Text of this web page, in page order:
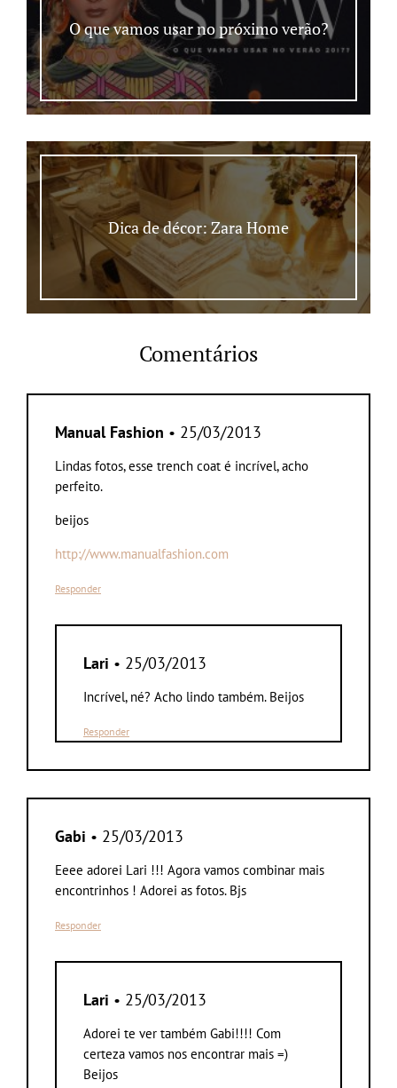
O que vamos usar no próximo verão?
Dica de décor: Zara Home
Comentários
Manual Fashion • 25/03/2013
Lindas fotos, esse trench coat é incrível, acho
perfeito.
beijos
http://www.manualfashion.com
Responder
Lari • 25/03/2013
Incrível, né? Acho lindo também. Beijos
Responder
Gabi • 25/03/2013
Eeee adorei Lari !!! Agora vamos combinar mais
encontrinhos ! Adorei as fotos. Bjs
Responder
Lari • 25/03/2013
Adorei te ver também Gabi!!!! Com
certeza vamos nos encontrar mais =)
Beijos